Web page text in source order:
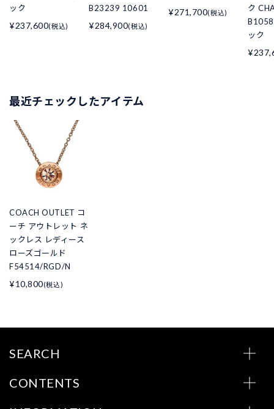
ック
¥237,600(税込)
B23239 10601
¥284,900(税込)
¥271,700(税込)
ク
ック
最近チェックしたアイテム
COACH OUTLET コ
ーチ アウトレット ネ
ックレス レディース
ローズゴールド
F54514/RGD/N
¥10,800(税込)
SEARCH
CONTENTS